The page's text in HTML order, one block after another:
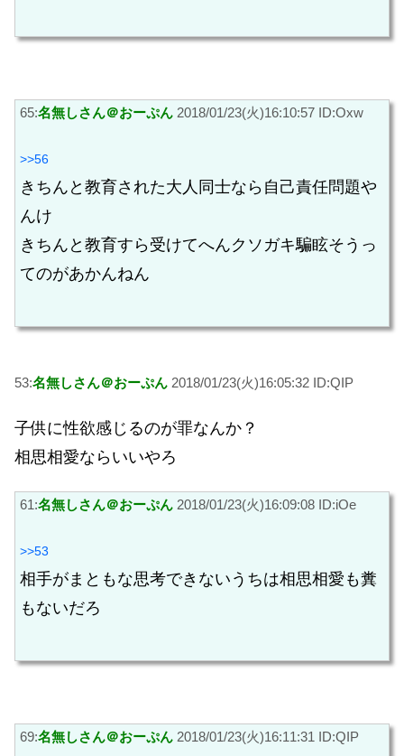
65:名無しさん＠おーぷん 2018/01/23(火)16:10:57 ID:Oxw
>>56
きちんと教育された大人同士なら自己責任問題や
んけ
きちんと教育すら受けてへんクソガキ騙眩そうっ
てのがあかんねん
53:名無しさん＠おーぷん 2018/01/23(火)16:05:32 ID:QIP
子供に性欲感じるのが罪なんか？
相思相愛ならいいやろ
61:名無しさん＠おーぷん 2018/01/23(火)16:09:08 ID:iOe
>>53
相手がまともな思考できないうちは相思相愛も糞
もないだろ
69:名無しさん＠おーぷん 2018/01/23(火)16:11:31 ID:QIP